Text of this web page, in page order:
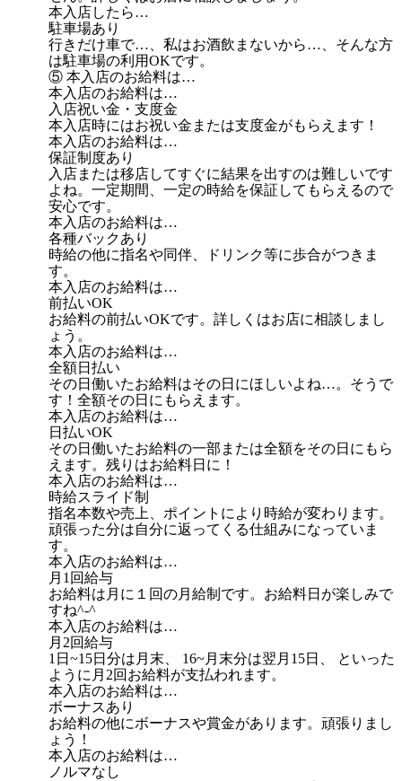
本入店したら…
駐車場あり
行きだけ車で…、私はお酒飲まないから…、そんな方
は駐車場の利用OKです。
⑤ 本入店のお給料は…
本入店のお給料は…
入店祝い金・支度金
本入店時にはお祝い金または支度金がもらえます！
本入店のお給料は…
保証制度あり
入店または移店してすぐに結果を出すのは難しいです
よね。一定期間、一定の時給を保証してもらえるので
安心です。
本入店のお給料は…
各種バックあり
時給の他に指名や同伴、ドリンク等に歩合がつきま
す。
本入店のお給料は…
前払いOK
お給料の前払いOKです。詳しくはお店に相談しまし
ょう。
本入店のお給料は…
全額日払い
その日働いたお給料はその日にほしいよね…。そうで
す！全額その日にもらえます。
本入店のお給料は…
日払いOK
その日働いたお給料の一部または全額をその日にもら
えます。残りはお給料日に！
本入店のお給料は…
時給スライド制
指名本数や売上、ポイントにより時給が変わります。
頑張った分は自分に返ってくる仕組みになっていま
す。
本入店のお給料は…
月1回給与
お給料は月に１回の月給制です。お給料日が楽しみで
すね^-^
本入店のお給料は…
月2回給与
1日~15日分は月末、 16~月末分は翌月15日、 といった
ように月2回お給料が支払われます。
本入店のお給料は…
ボーナスあり
お給料の他にボーナスや賞金があります。頑張りまし
ょう！
本入店のお給料は…
ノルマなし